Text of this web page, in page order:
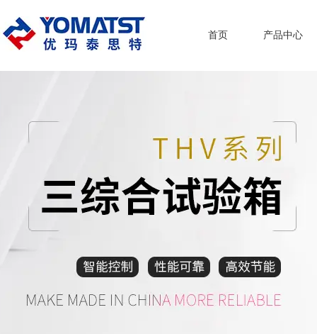
首页 产品中心